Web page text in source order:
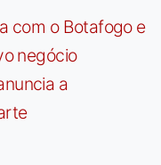
com o Botafogo e
negócio
a